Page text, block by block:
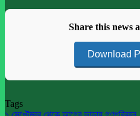
Share this news
Download
Tags